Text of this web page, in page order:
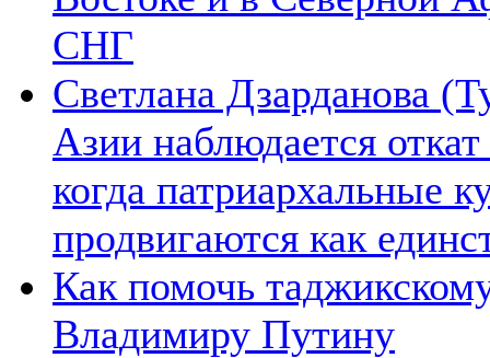
СНГ
Светлана Дзарданова
Азии наблюдается
когда патриархальные
продвигаются как
Как помочь
Владимиру Путину